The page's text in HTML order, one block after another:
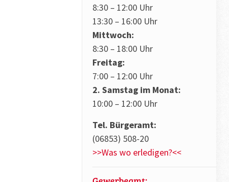
8:30 – 12:00 Uhr
13:30 – 16:00 Uhr
Mittwoch:
8:30 – 18:00 Uhr
Freitag:
7:00 – 12:00 Uhr
2. Samstag im Monat:
10:00 – 12:00 Uhr
Tel. Bürgeramt:
(06853) 508-20
>>Was wo erledigen?<<